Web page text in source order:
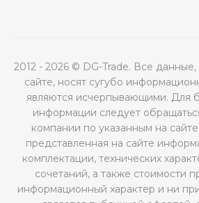
2012 - 2026 © DG-Trade. Все
сайте, носят сугубо
являются исчерпывающими. Для
информации следует
компании по указанным на
представленная на сайте
комплектации, технических
сочетаний, а также стоимости
информационный характер и ни